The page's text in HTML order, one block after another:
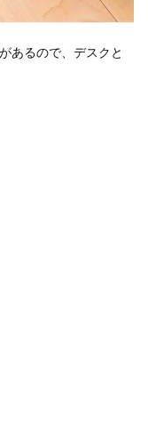
あるので、デスクと